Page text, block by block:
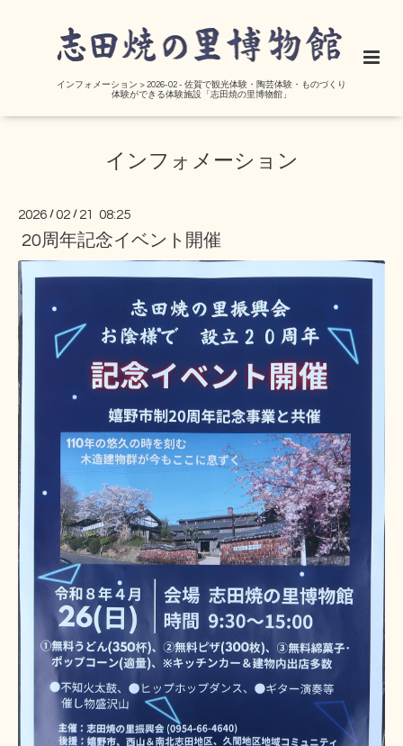
インフォメーション > 2026-02 - 佐賀で観光体験・陶芸体験・ものづくり
体験ができる体験施設「志田焼の里博物館」
インフォメーション
2026 /02 / 21 08:25
20周年記念イベント開催